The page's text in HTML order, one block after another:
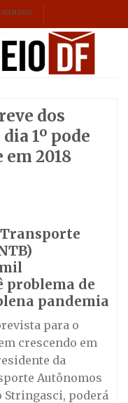
dos
1º pode
em 2018
problema de
pandemia
para o
crescendo em
da
Autônomos
Stringasci, poderá